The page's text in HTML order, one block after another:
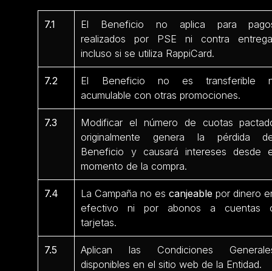
7.1
El Beneficio no aplica para
realizados por PSE ni contra
incluso si se utiliza RappiCard.
7.2
El Beneficio no es transferible
acumulable con otras promociones.
7.3
Modificar el número de cuotas
originalmente genera la pérdida
Beneficio y causará intereses desde
momento de la compra.
7.4 La Campaña no escanjeable por dinero
efectivo ni por abonos a cuentas
tarjetas.
7.5
Aplican las Condiciones
disponibles en el sitio web de la Entidad.